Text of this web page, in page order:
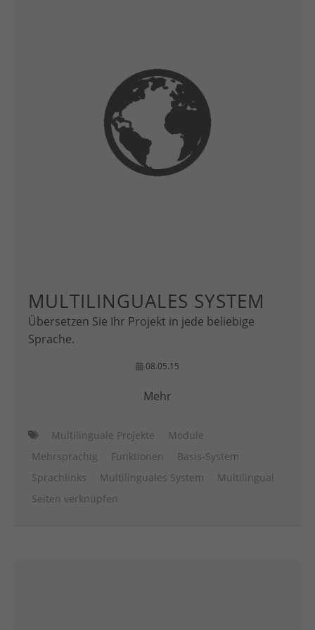
MULTILINGUALES SYSTEM
Übersetzen Sie Ihr Projekt in jede beliebige
Sprache.
08.05.15
Mehr
Multilinguale Projekte
Module
Mehrsprachig
Funktionen
Basis-System
Sprachlinks
Multilinguales System
Multilingual
Seiten verknüpfen